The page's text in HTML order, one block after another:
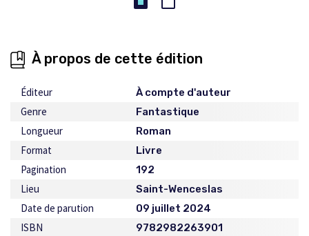
À propos de cette édition
Éditeur À compte d'auteur
Genre Fantastique
Longueur Roman
Format Livre
Pagination 192
Lieu Saint-Wenceslas
Date de parution 09 juillet 2024
ISBN 9782982263901